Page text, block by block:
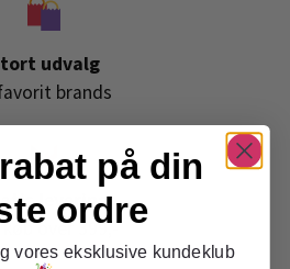
udvalg
brands
levering
over 399,-
på din
ordre
vores eksklusive kundeklub